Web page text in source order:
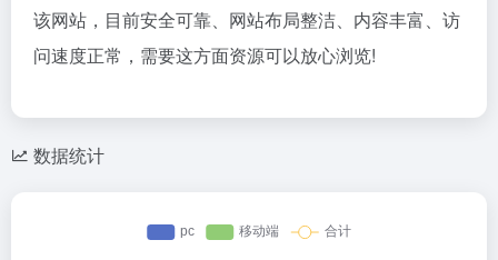
该网站，目前安全可靠、网站布局整洁、内容丰富、访
问速度正常，需要这方面资源可以放心浏览!
数据统计